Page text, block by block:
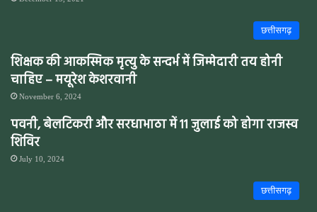
छत्तीसगढ़
शिक्षक की आकस्मिक मृत्यु के सन्दर्भ में जिम्मेदारी तय होनी
चाहिए – मयूरेश केशरवानी
November 6, 2024
पवनी, बेलटिकरी और सरधाभाठा में 11 जुलाई को होगा राजस्व
शिविर
July 10, 2024
छत्तीसगढ़